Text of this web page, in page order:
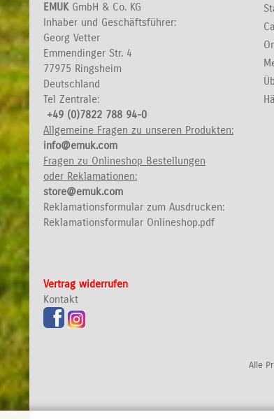
EMUKGmbH & Co. KG
Inhaber und Geschäftsführer:
Georg Vetter
Emmendinger Str. 4
77975 Ringsheim
Deutschland
Tel Zentrale:
+49 (0)7822 788 94-0
Allgemeine Fragen zu unseren Produkten:
info@emuk.com
Fragen zu Onlineshop Bestellungen
oder Reklamationen:
store@emuk.com
Reklamationsformular zum Ausdrucken:
Reklamationsformular Onlineshop.pdf
Vertrag widerrufen
Kontakt
Alle